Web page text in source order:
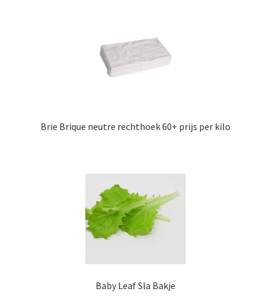
Brie Brique neutre rechthoek 60+ prijs per kilo
Baby Leaf Sla Bakje